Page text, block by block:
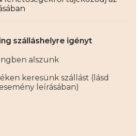
szálláshelyre igényt
alszunk
keresünk szállást (lásd
leírásában)